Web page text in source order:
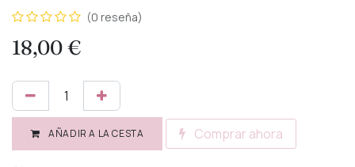
(0 reseña)
18,00€
AÑADIR A LA CESTA Comprar ahora